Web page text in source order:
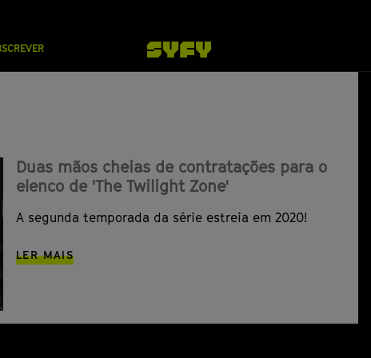
Duas mãos cheias de contratações para o
elenco de 'The Twilight Zone'
A segunda temporada da série estreia em 2020!
LER MAIS